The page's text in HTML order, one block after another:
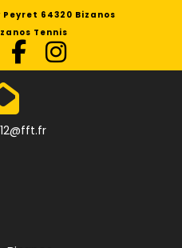
Peyret 64320 Bizanos
Tennis